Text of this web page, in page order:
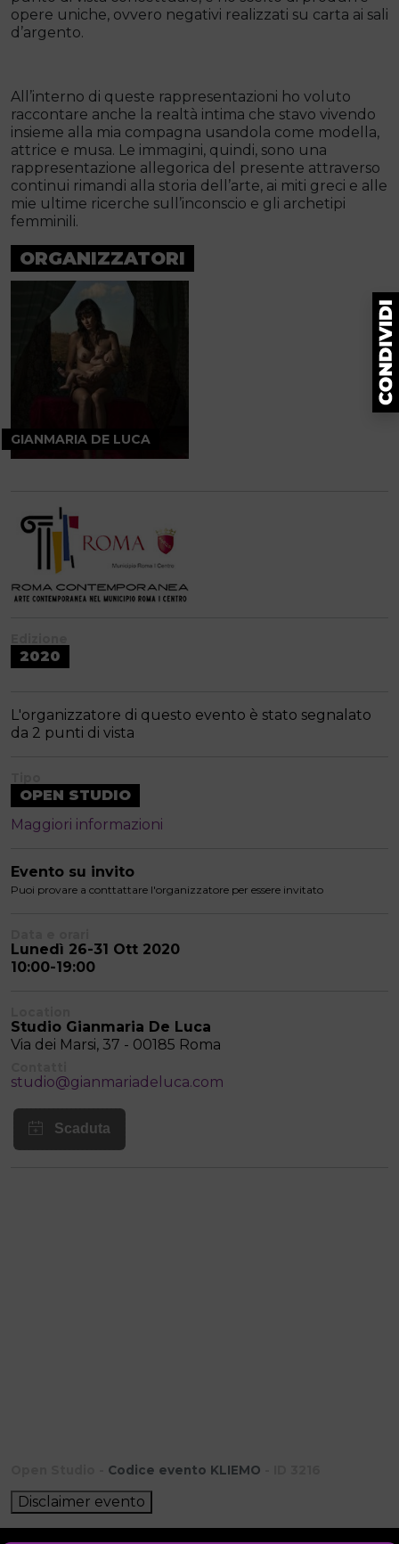
opere uniche, ovvero negativi realizzati su carta ai sali
d’argento.
All’interno di queste rappresentazioni ho voluto
raccontare anche la realtà intima che stavo vivendo
insieme alla mia compagna usandola come modella,
attrice e musa. Le immagini, quindi, sono una
rappresentazione allegorica del presente attraverso
continui rimandi alla storia dell’arte, ai miti greci e alle
mie ultime ricerche sull’inconscio e gli archetipi
femminili.
ORGANIZZATORI
GIANMARIA DE LUCA
2020
L'organizzatore di questo evento è stato segnalato
da 2 punti di vista
OPEN STUDIO
Maggiori informazioni
Evento su invito
Puoi provare a conttattare l'organizzatore per essere invitato
Lunedì 26-31 Ott 2020
10:00-19:00
Studio Gianmaria De Luca
Via dei Marsi, 37 - 00185 Roma
studio@gianmariadeluca.com
Codice evento KLIEMO
Disclaimer evento